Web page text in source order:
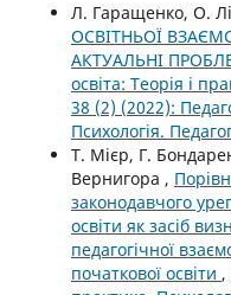
Л. Гаращенко, О.
ОСВІТНЬОЇ
АКТУАЛЬНІ
освіта: Теорія і
38 (2) (2022):
Психологія.
Т. Мієр, Г.
Вернигора ,
законодавчого
освіти як засіб
педагогічної
початкової освіти ,